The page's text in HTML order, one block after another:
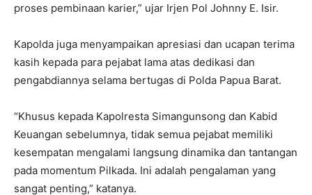
proses pembinaan karier,” ujar Irjen Pol Johnny E. Isir.
Kapolda juga menyampaikan apresiasi dan ucapan terima
kasih kepada para pejabat lama atas dedikasi dan
pengabdiannya selama bertugas di Polda Papua Barat.
“Khusus kepada Kapolresta Simangunsong dan Kabid
Keuangan sebelumnya, tidak semua pejabat memiliki
kesempatan mengalami langsung dinamika dan tantangan
pada momentum Pilkada. Ini adalah pengalaman yang
sangat penting,” katanya.